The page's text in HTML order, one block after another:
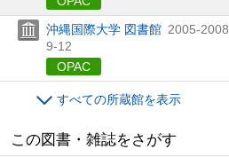
沖縄国際大学 図書館 2005-2008
9-12
OPAC
すべての所蔵館を表示
この図書・雑誌をさがす